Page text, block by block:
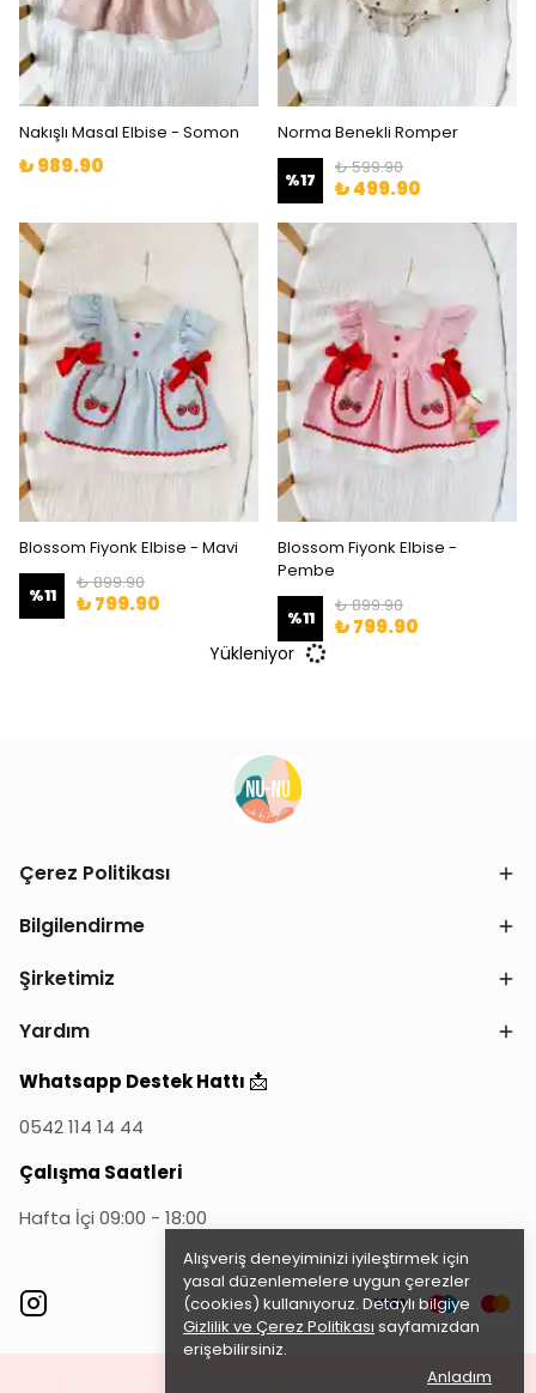
Alışveriş deneyiminizi iyileştirmek için
yasal düzenlemelere uygun çerezler
(cookies) kullanıyoruz. Detaylı bilgiye
Gizlilik ve Çerez Politikası sayfamızdan
erişebilirsiniz.
Anladım
Nakışlı Masal Elbise - Somon
₺ 989.90
Norma Benekli Romper
%17
₺ 599.90
₺ 499.90
Blossom Fiyonk Elbise - Mavi
%11
₺ 899.90
₺ 799.90
Blossom Fiyonk Elbise -
Pembe
%11
₺ 899.90
₺ 799.90
Yükleniyor
Çerez Politikası
Bilgilendirme
Şirketimiz
Yardım
Whatsapp Destek Hattı 📩
0542 114 14 44
Çalışma Saatleri
Hafta İçi 09:00 - 18:00
Altyapısı ile